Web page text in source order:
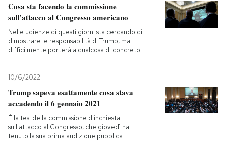
Cosa sta facendo la commissione
sull’attacco al Congresso americano
Nelle udienze di questi giorni sta cercando di
dimostrare le responsabilità di Trump, ma
difficilmente porterà a qualcosa di concreto
10/6/2022
Trump sapeva esattamente cosa stava
accadendo il 6 gennaio 2021
È la tesi della commissione d'inchiesta
sull'attacco al Congresso, che giovedì ha
tenuto la sua prima audizione pubblica